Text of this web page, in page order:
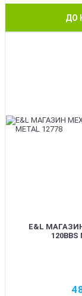
ДО
E&L
120BBS